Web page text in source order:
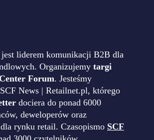
liderem komunikacji B2B dla
Organizujemy targi
Forum. Jesteśmy
News | Retailnet.pl, którego
dociera do ponad 6000
deweloperów oraz
rynku retail. Czasopismo SCF